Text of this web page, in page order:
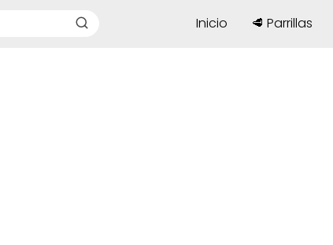
Inicio 🥩 Parrillas